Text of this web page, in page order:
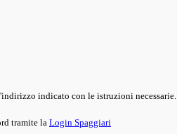
indicato con le istruzioni necessarie.
tramite la Login Spaggiari